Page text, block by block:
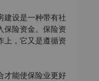
建设是一种带有社
保险资金。保险资
上，它又是遵循资
才能使保险业更好